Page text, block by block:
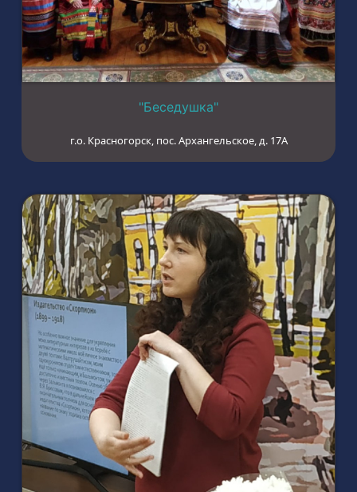
"Беседушка"
г.о. Красногорск, пос. Архангельское, д. 17А